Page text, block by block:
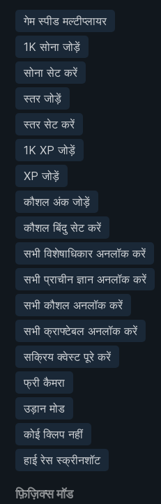
गेम स्पीड मल्टीप्लायर
1K सोना जोड़ें
सोना सेट करें
स्तर जोड़ें
स्तर सेट करें
1K XP जोड़ें
XP जोड़ें
कौशल अंक जोड़ें
कौशल बिंदु सेट करें
सभी विशेषाधिकार अनलॉक करें
सभी प्राचीन ज्ञान अनलॉक करें
सभी कौशल अनलॉक करें
सभी क्राफ्टेबल अनलॉक करें
सक्रिय क्वेस्ट पूरे करें
फ्री कैमरा
उड़ान मोड
कोई क्लिप नहीं
हाई रेस स्क्रीनशॉट
फ़िज़िक्स मॉड